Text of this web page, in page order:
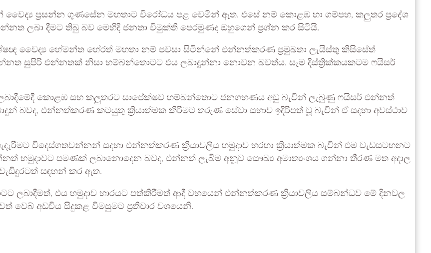
වෛද්‍ය ප්‍රසන්න ගුණසේන මහතාට විරෝධය පළ වෙමින් ඇත. එසේ නම් කොළඹ හා ගම්පහ, කලුතර ප්‍රදේශ
ලබා දීමට තිබු බව මෙහිදි ජනතා විමුක්ති පෙරමුණද ඔහුගෙන් ප්‍රශ්න කර සිටියි.
වෛද්‍ය හේමන්ත හේරත් මහතා නම් පවසා සිටින්නේ එන්නත්කරණ ප්‍රමුඛතා ලැයිස්තු කිසිසේත්
සුපිරි එන්නතක් නිසා හම්බන්තොටට එය ලබාදුන්නා නොවන බවත්ය. සෑම දිස්ත්‍රික්කයකටම ෆයිසර්
කොළඹ සහ කලුතරට සාපේක්ෂව හම්බන්තොට ජනගහණය අඩු බැවින් ලැබුණු ෆයිසර් එන්නත්
බවද, එන්නත්කරණ කටයුතු ක්‍රියාත්මක කිරීමට තරුණ සේවා සභාව ඉදිරිපත් වූ බැවින් ඒ සදහා අවස්ථාව
විදෙස්ගතවන්නන් සදහා එන්නත්කරණ ක්‍රියාවලිය හමුදාව හරහා ක්‍රියාත්මක බැවින් එම වැඩසටහනට
හමුදාවට පමණක් ලබානොදෙන බවද, එන්නත් ලැබීම අනූව සෞඛ්‍ය අමාත්‍යංශය ගන්නා තීරණ මත අදාල
සඳහන් කර ඇත.
එය හමුදාව භාරයට පත්කිරීමත් ආදී වහයෙන් එන්නත්කරණ ක්‍රියාවලිය සම්බන්ධව මේ දිනවල
වෙබ් අඩවිය සිදුකළ විමසුමට ප්‍රතිචාර වශයෙනි.